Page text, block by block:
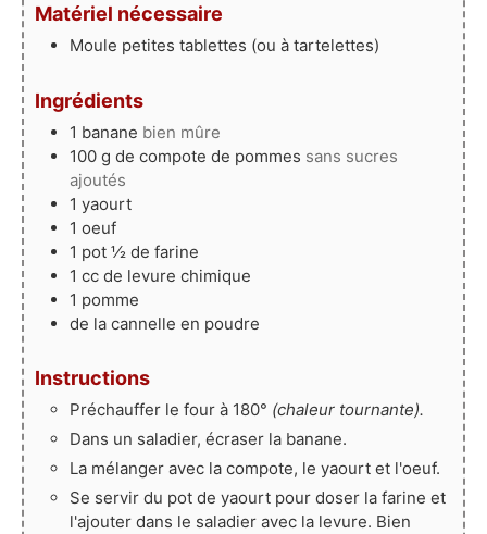
Matériel nécessaire
Moule petites tablettes (ou à tartelettes)
Ingrédients
1 banane bien mûre
100 g de compote de pommes sans sucres
ajoutés
1 yaourt
1 oeuf
1 pot ½ de farine
1 cc de levure chimique
1 pomme
de la cannelle en poudre
Instructions
Préchauffer le four à 180° (chaleur tournante).
Dans un saladier, écraser la banane.
La mélanger avec la compote, le yaourt et l'oeuf.
Se servir du pot de yaourt pour doser la farine et
l'ajouter dans le saladier avec la levure. Bien